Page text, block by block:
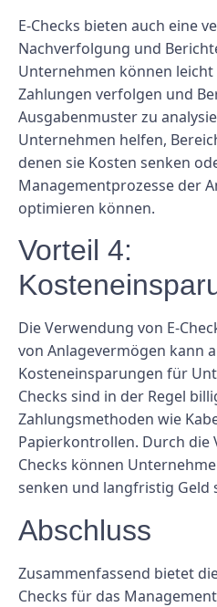
E-Checks bieten auch eine
Nachverfolgung und
Unternehmen können
Zahlungen verfolgen und
Ausgabenmuster zu
Unternehmen helfen,
denen sie Kosten senken
Managementprozesse der
optimieren können.
Vorteil 4:
Die Verwendung von E-
von Anlagevermögen kann
Kosteneinsparungen für
Checks sind in der Regel
Zahlungsmethoden wie
Papierkontrollen. Durch die
Checks können
senken und langfristig Geld
Abschluss
Zusammenfassend bietet
Checks für das